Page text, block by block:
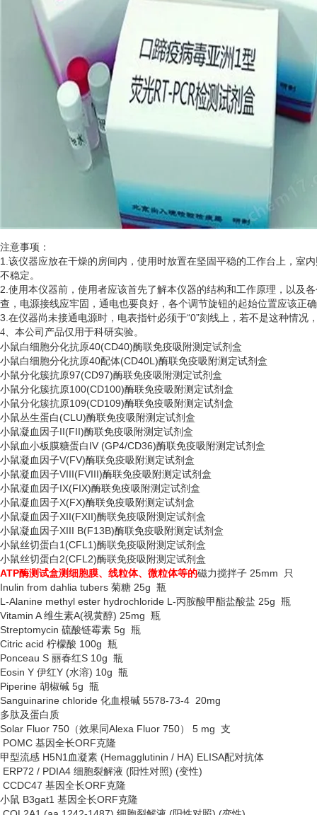
注意事项：
1.该仪器应放在干燥的房间内，使用时放置在坚固平稳的工作台上，室
不稳定。
2.使用本仪器前，使用者应该首先了解本仪器的结构和工作原理，以及
查，电源接线应牢固，通电也要良好，各个调节旋钮的起始位置应该正
3.在仪器尚未接通电源时，电表指针必须于“0”刻线上，若不是这种情况
4 本公司产品仅用于科研实验。
小鼠白细胞分化抗原40(CD40)酶联免疫吸附测定试剂盒
小鼠白细胞分化抗原40配体(CD40L)酶联免疫吸附测定试剂盒
小鼠分化簇抗原97(CD97)酶联免疫吸附测定试剂盒
小鼠分化簇抗原100(CD100)酶联免疫吸附测定试剂盒
小鼠分化簇抗原109(CD109)酶联免疫吸附测定试剂盒
小鼠丛生蛋白(CLU)酶联免疫吸附测定试剂盒
小鼠凝血因子II(FII)酶联免疫吸附测定试剂盒
小鼠血小板膜糖蛋白IV (GP4/CD36)酶联免疫吸附测定试剂盒
小鼠凝血因子V(FV)酶联免疫吸附测定试剂盒
小鼠凝血因子VIII(FVIII)酶联免疫吸附测定试剂盒
小鼠凝血因子IX(FIX)酶联免疫吸附测定试剂盒
小鼠凝血因子X(FX)酶联免疫吸附测定试剂盒
小鼠凝血因子XII(FXII)酶联免疫吸附测定试剂盒
小鼠凝血因子XIII B(F13B)酶联免疫吸附测定试剂盒
小鼠丝切蛋白1(CFL1)酶联免疫吸附测定试剂盒
小鼠丝切蛋白2(CFL2)酶联免疫吸附测定试剂盒
ATP酶测试盒测细胞膜、线粒体、微粒体等的磁力搅拌子 25mm 只
Inulin from dahlia tubers 菊糖 25g 瓶
L-Alanine methyl ester hydrochloride L-丙胺酸甲酯盐酸盐 25g 瓶
Vitamin A 维生素A(视黄醇) 25mg 瓶
Streptomycin 硫酸链霉素 5g 瓶
Citric acid 柠檬酸 100g 瓶
Ponceau S 丽春红S 10g 瓶
Eosin Y 伊红Y (水溶) 10g 瓶
Piperine 胡椒碱 5g 瓶
Sanguinarine chloride 化血根碱 5578-73-4 20mg
多肽及蛋白质
Solar Fluor 750（效果同Alexa Fluor 750） 5 mg 支
POMC 基因全长ORF克隆
甲型流感 H5N1血凝素 (Hemagglutinin / HA) ELISA配对抗体
ERP72 / PDIA4 细胞裂解液 (阳性对照) (变性)
CCDC47 基因全长ORF克隆
小鼠 B3gat1 基因全长ORF克隆